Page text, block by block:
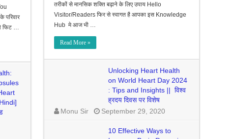
फिट …
तरीकों से मानसिक शक्ति बढ़ाने के लिए उपाय Hello
Visitor/Readers फिर से स्वागत है आपका इस Knowledge
Hub मे आज भी …
Read More »
Unlocking Heart Health
on World Heart Day 2024
: Tips and Insights || विश्व
ह्रदय दिवस पर विशेष
Monu Sir
September 29, 2020
10 Effective Ways to